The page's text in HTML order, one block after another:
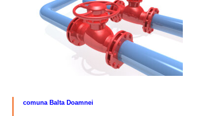
Calitatea apei
comuna Balta Doamnei